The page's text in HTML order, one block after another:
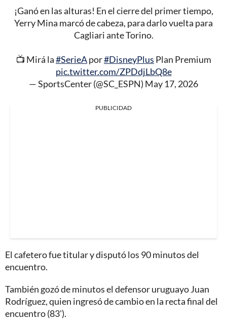
¡Ganó en las alturas! En el cierre del primer tiempo,
Yerry Mina marcó de cabeza, para darlo vuelta para
Cagliari ante Torino.
📺 Mirá la#SerieApor#DisneyPlus Plan Premium
pic.twitter.com/ZPDdjLbQ8e
— SportsCenter (@SC_ESPN) May 17, 2026
PUBLICIDAD
El cafetero fue titular y disputó los 90 minutos del
encuentro.
También gozó de minutos el defensor uruguayo Juan
Rodríguez, quien ingresó de cambio en la recta final del
encuentro (83').